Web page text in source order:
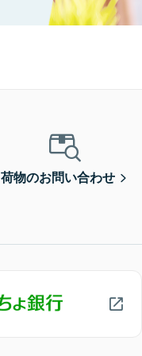
荷物のお問い合わせ